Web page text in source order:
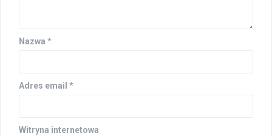
Nazwa *
Adres email *
Witryna internetowa